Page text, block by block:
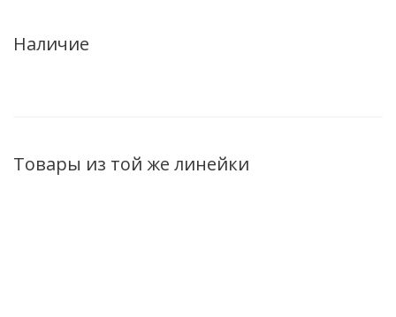
Наличие
Товары из той же линейки